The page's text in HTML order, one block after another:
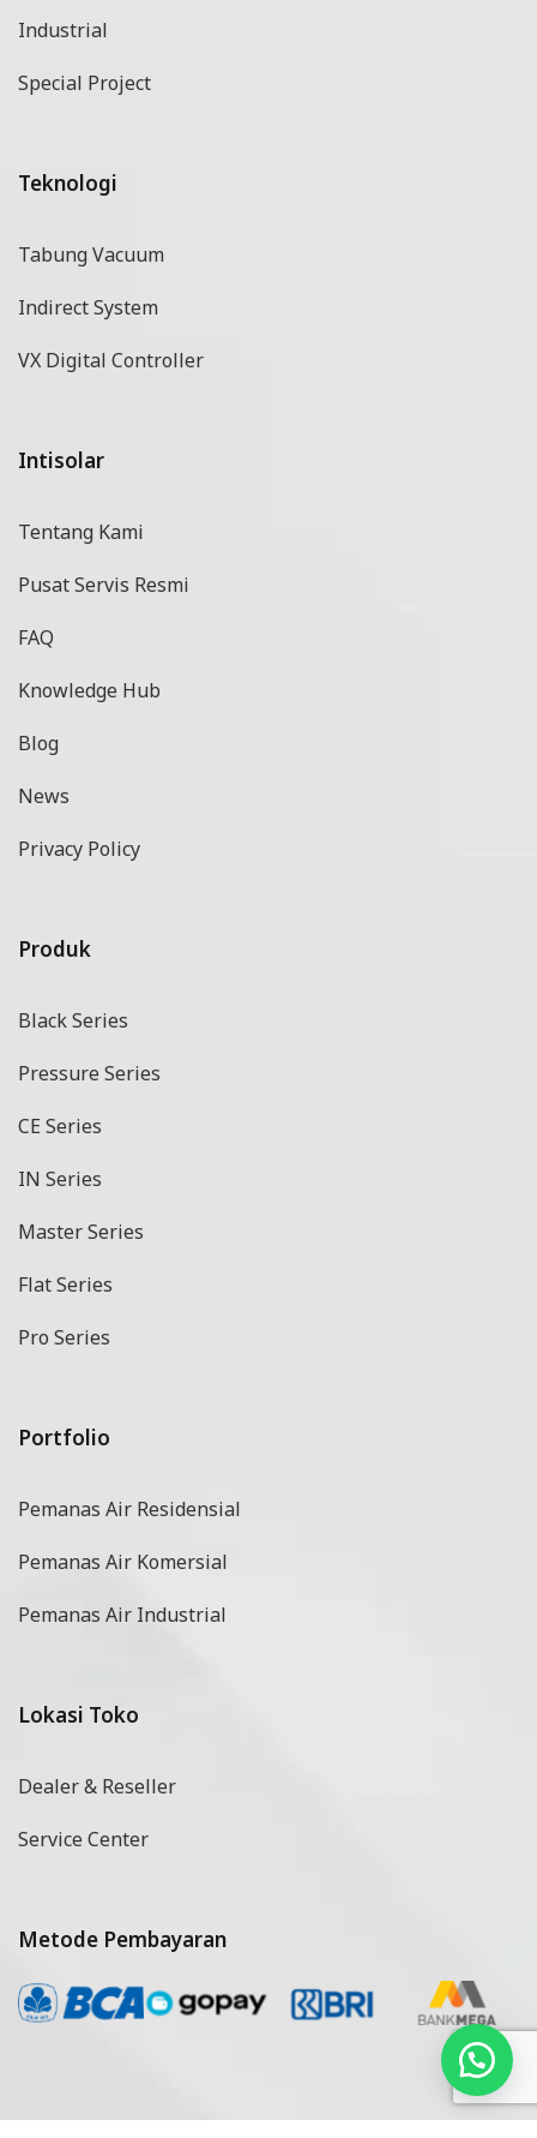
Industrial
Special Project
Teknologi
Tabung Vacuum
Indirect System
VX Digital Controller
Intisolar
Tentang Kami
Pusat Servis Resmi
FAQ
Knowledge Hub
Blog
News
Privacy Policy
Produk
Black Series
Pressure Series
CE Series
IN Series
Master Series
Flat Series
Pro Series
Portfolio
Pemanas Air Residensial
Pemanas Air Komersial
Pemanas Air Industrial
Lokasi Toko
Dealer & Reseller
Service Center
Metode Pembayaran